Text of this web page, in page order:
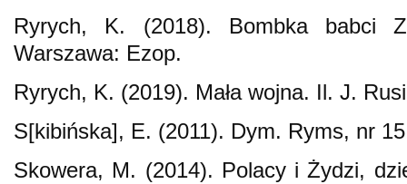
Ryrych, K. (2018). Bombka babci
Warszawa: Ezop.
Ryrych, K. (2019). Mała wojna. Il. J.
S[kibińska], E. (2011). Dym. Ryms, nr
Skowera, M. (2014). Polacy i Żydzi,